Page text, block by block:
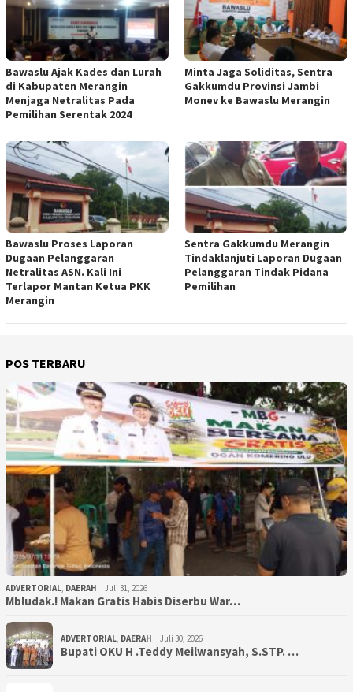
Bawaslu Ajak Kades dan Lurah
di Kabupaten Merangin
Menjaga Netralitas Pada
Pemilihan Serentak 2024
Minta Jaga Soliditas, Sentra
Gakkumdu Provinsi Jambi
Monev ke Bawaslu Merangin
Bawaslu Proses Laporan
Dugaan Pelanggaran
Netralitas ASN. Kali Ini
Terlapor Mantan Ketua PKK
Merangin
Sentra Gakkumdu Merangin
Tindaklanjuti Laporan Dugaan
Pelanggaran Tindak Pidana
Pemilihan
POS TERBARU
ADVERTORIAL, DAERAH Juli 31, 2026
Mbludak.! Makan Gratis Habis Diserbu War…
ADVERTORIAL, DAERAH Juli 30, 2026
Bupati OKU H .Teddy Meilwansyah, S.STP. …